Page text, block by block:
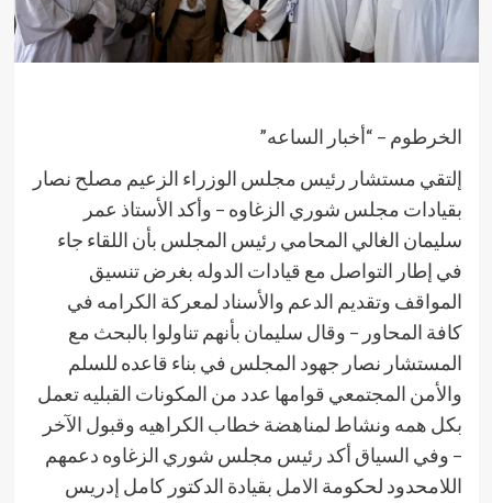
الخرطوم – “أخبار الساعه”
إلتقي مستشار رئيس مجلس الوزراء الزعيم مصلح نصار
بقيادات مجلس شوري الزغاوه – وأكد الأستاذ عمر
سليمان الغالي المحامي رئيس المجلس بأن اللقاء جاء
في إطار التواصل مع قيادات الدوله بغرض تنسيق
المواقف وتقديم الدعم والأسناد لمعركة الكرامه في
كافة المحاور – وقال سليمان بأنهم تناولوا بالبحث مع
المستشار نصار جهود المجلس في بناء قاعده للسلم
والأمن المجتمعي قوامها عدد من المكونات القبليه تعمل
بكل همه ونشاط لمناهضة خطاب الكراهيه وقبول الآخر
– وفي السياق أكد رئيس مجلس شوري الزغاوه دعمهم
اللامحدود لحكومة الامل بقيادة الدكتور كامل إدريس